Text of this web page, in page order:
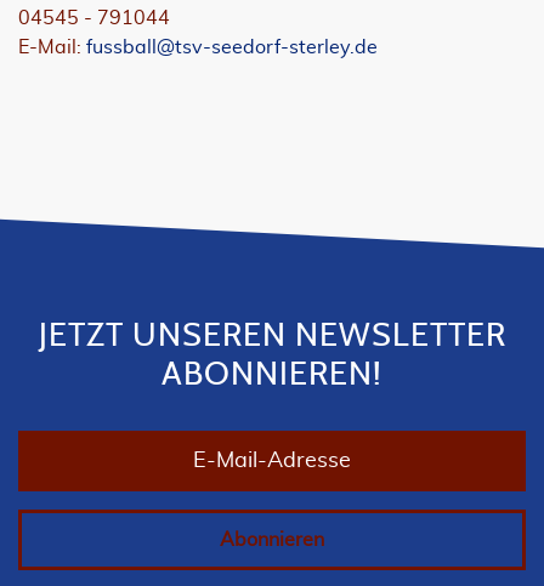
04545 - 791044
E-Mail: fussball@tsv-seedorf-sterley.de
JETZT UNSEREN NEWSLETTER
ABONNIEREN!
Abonnieren